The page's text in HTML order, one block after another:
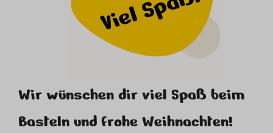
Wir wünschen dir viel Spaß beim
Basteln und frohe Weihnachten!